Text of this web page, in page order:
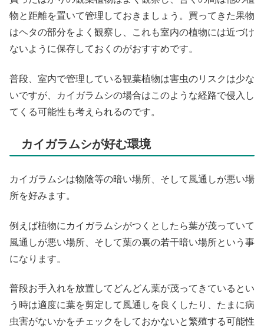
物と距離を置いて管理しておきましょう。買ってきた果物
はヘタの部分をよく観察し、これも室内の植物には近づけ
ないように保存しておくのがおすすめです。
普段、室内で管理している観葉植物は害虫のリスクは少な
いですが、カイガラムシの場合はこのような経路で侵入し
てくる可能性も考えられるのです。
カイガラムシが好む環境
カイガラムシは物陰等の暗い場所、そして風通しが悪い場
所を好みます。
例えば植物にカイガラムシがつくとしたら葉が茂っていて
風通しが悪い場所、そして葉の裏の若干暗い場所という事
になります。
普段お手入れを放置してどんどん葉が茂ってきているとい
う時は適度に葉を剪定して風通しを良くしたり、たまに病
虫害がないかをチェックをしておかないと繁殖する可能性